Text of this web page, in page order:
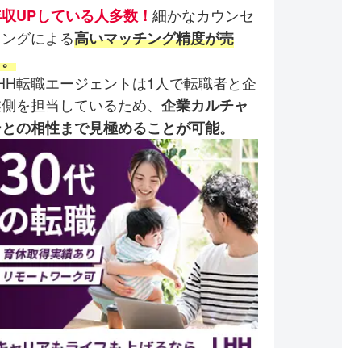
UPしている人多数！ 細かなカウンセ
ングによる高いマッチング精度が売
転職エージェントは1人で転職者と企
を担当しているため、 企業カルチャ
の相性まで見極めることが可能。